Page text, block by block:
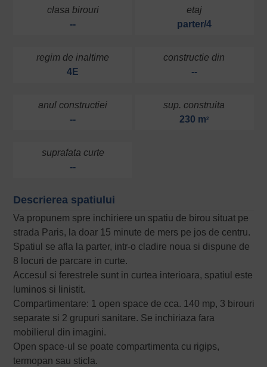
clasa birouri
--
etaj
parter/4
regim de inaltime
4E
constructie din
--
anul constructiei
--
sup. construita
230 m2
suprafata curte
--
Descrierea spatiului
Va propunem spre inchiriere un spatiu de birou situat pe
strada Paris, la doar 15 minute de mers pe jos de centru.
Spatiul se afla la parter, intr-o cladire noua si dispune de
8 locuri de parcare in curte.
Accesul si ferestrele sunt in curtea interioara, spatiul este
luminos si linistit.
Compartimentare: 1 open space de cca. 140 mp, 3 birouri
separate si 2 grupuri sanitare. Se inchiriaza fara
mobilierul din imagini.
Open space-ul se poate compartimenta cu rigips,
termopan sau sticla.